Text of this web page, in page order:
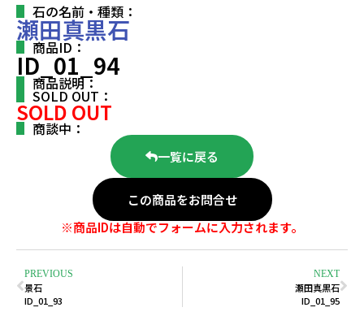
石の名前・種類：
瀬田真黒石
商品ID：
ID_01_94
商品説明：
SOLD OUT：
SOLD OUT
商談中：
一覧に戻る
この商品をお問合せ
※商品IDは自動でフォームに入力されます。
PREVIOUS
景石
ID_01_93
NEXT
瀬田真黒石
ID_01_95